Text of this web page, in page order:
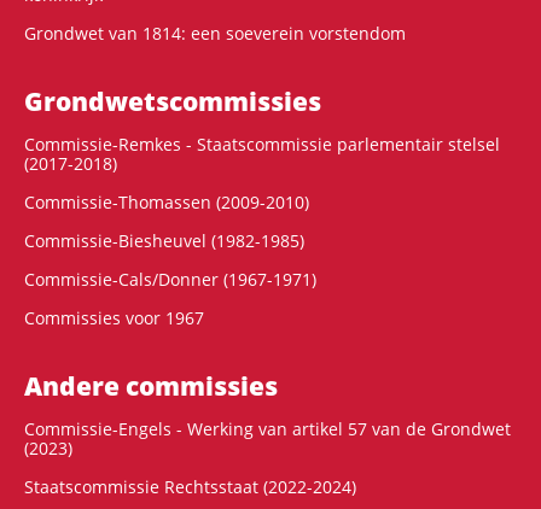
Grondwet van 1814: een soeverein vorstendom
Grondwets­commissies
Commissie-Remkes - Staatscommissie parlementair stelsel
(2017-2018)
Commissie-Thomassen (2009-2010)
Commissie-Biesheuvel (1982-1985)
Commissie-Cals/Donner (1967-1971)
Commissies voor 1967
Andere commissies
Commissie-Engels - Werking van artikel 57 van de Grondwet
(2023)
Staatscommissie Rechtsstaat (2022-2024)